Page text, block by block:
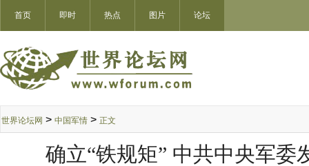
首页 即时 热点 图片 论坛
世界论坛网 > 中国军情 > 正文
确立“铁规矩” 中共中央军委